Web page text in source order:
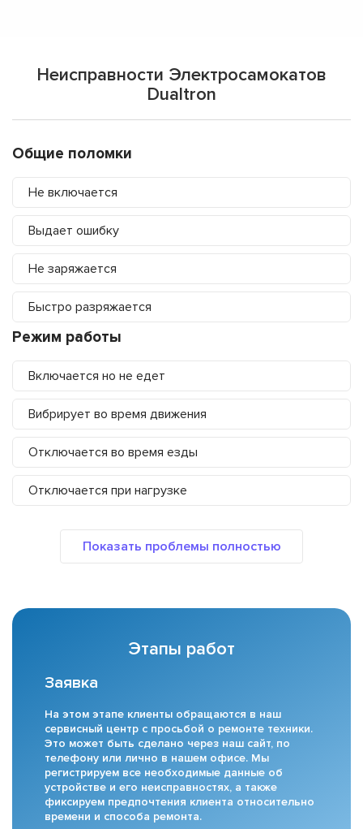
Неисправности Электросамокатов
Dualtron
Общие поломки
Не включается
Выдает ошибку
Не заряжается
Быстро разряжается
Режим работы
Включается но не едет
Вибрирует во время движения
Отключается во время езды
Отключается при нагрузке
Этапы работ
Заявка
На этом этапе клиенты обращаются в наш
сервисный центр с просьбой о ремонте техники.
Это может быть сделано через наш сайт, по
телефону или лично в нашем офисе. Мы
регистрируем все необходимые данные об
устройстве и его неисправностях, а также
фиксируем предпочтения клиента относительно
времени и способа ремонта.